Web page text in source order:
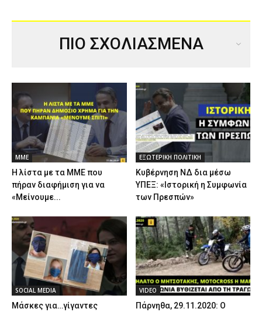
ΠΙΟ ΣΧΟΛΙΑΣΜΕΝΑ
ΜΜΕ
Η λίστα με τα ΜΜΕ που
πήραν διαφήμιση για να
«Μείνουμε...
ΕΞΩΤΕΡΙΚΗ ΠΟΛΙΤΙΚΗ
Κυβέρνηση ΝΔ δια μέσω
ΥΠΕΞ: «Ιστορική η Συμφωνία
των Πρεσπών»
SOCIAL MEDIA
Μάσκες για…γίγαντες
VIDEO
Πάρνηθα, 29.11.2020: Ο